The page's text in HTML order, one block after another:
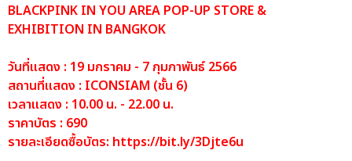
BLACKPINK IN YOU AREA POP-UP STORE &
EXHIBITION IN BANGKOK
วันที่แสดง : 19 มกราคม - 7 กุมภาพันธ์ 2566
สถานที่แสดง : ICONSIAM (ชั้น 6)
เวลาแสดง : 10.00 น. - 22.00 น.
ราคาบัตร : 690
รายละเอียดซื้อบัตร: https://bit.ly/3Djte6u